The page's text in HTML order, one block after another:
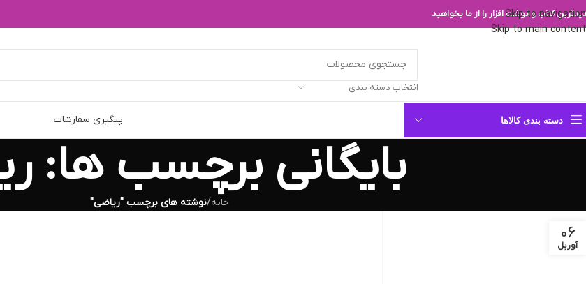
Skip to navigation
Skip to main content
کتاب و نوشت افزار را از ما بخواهید
انتخاب دسته بندی
دسته بندی کالاها پیگیری سفارشات
بایگانی برچسب ها:
خانه/نوشته های برچسب "ریاضی"
06
آوریل